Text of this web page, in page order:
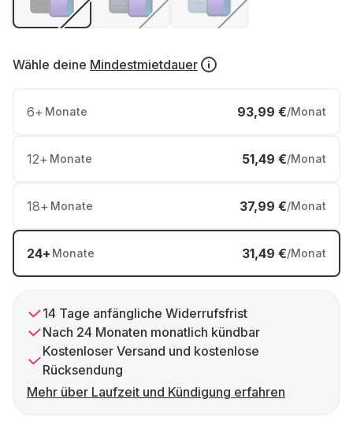
Wähle deine Mindestmietdauer
6+ Monate 93,99 €/Monat
12+ Monate 51,49 €/Monat
18+ Monate 37,99 €/Monat
24+ Monate 31,49 €/Monat
14 Tage anfängliche Widerrufsfrist
Nach 24 Monaten monatlich kündbar
Kostenloser Versand und kostenlose
Rücksendung
Mehr über Laufzeit und Kündigung erfahren